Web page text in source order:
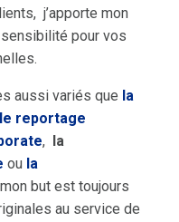
j’apporte mon
pour vos
aussi variés que la
le reportage
, la
ou la
but est toujours
au service de